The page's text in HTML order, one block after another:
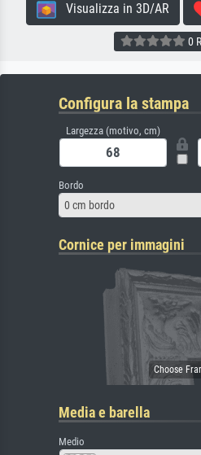
Visualizza in 3D/AR
0
Configura la stampa
Largezza (motivo, cm)
Bordo
0 cm bordo
Cornice per immagini
Media e barella
Medio